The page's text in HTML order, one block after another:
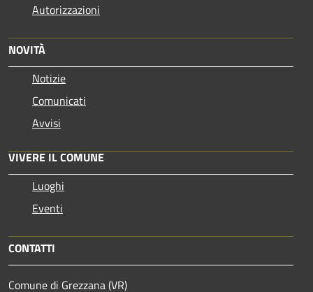
Autorizzazioni
NOVITÀ
Notizie
Comunicati
Avvisi
VIVERE IL COMUNE
Luoghi
Eventi
CONTATTI
Comune di Grezzana (VR)